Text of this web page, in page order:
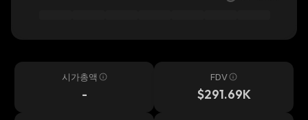
시가총액
-
FDV
$291.69K